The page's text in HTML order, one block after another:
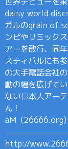
daisy world
ガルのgrain of
ンピやリミック
アーを敢行、同
スティバルにも
の大手電話会社
動の幅を広げて
ない日本人アー
ん！
aM（26666.org)
http://